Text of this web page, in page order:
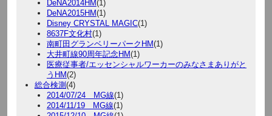
DeNA2014HM(1)
DeNA2015HM(1)
Disney CRYSTAL MAGIC(1)
8637F文化村(1)
南町田グランベリーパークHM(1)
大井町線90周年記念HM(1)
医療従事者/エッセンシャルワーカーのみなさまありがと
うHM(2)
総合検測 (4)
2014/07/24 MG線(1)
2014/11/19 MG線(1)